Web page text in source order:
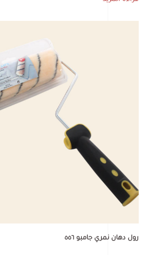
رول دهان نمري جامبو ٥٥٦